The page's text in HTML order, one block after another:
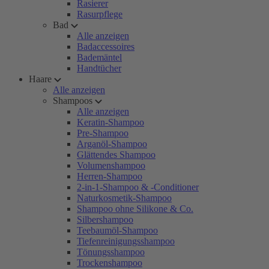
Rasierer
Rasurpflege
Bad
Alle anzeigen
Badaccessoires
Bademäntel
Handtücher
Haare
Alle anzeigen
Shampoos
Alle anzeigen
Keratin-Shampoo
Pre-Shampoo
Arganöl-Shampoo
Glättendes Shampoo
Volumenshampoo
Herren-Shampoo
2-in-1-Shampoo & -Conditioner
Naturkosmetik-Shampoo
Shampoo ohne Silikone & Co.
Silbershampoo
Teebaumöl-Shampoo
Tiefenreinigungsshampoo
Tönungsshampoo
Trockenshampoo